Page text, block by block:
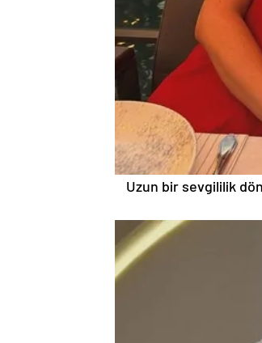
Uzun bir sevgililik